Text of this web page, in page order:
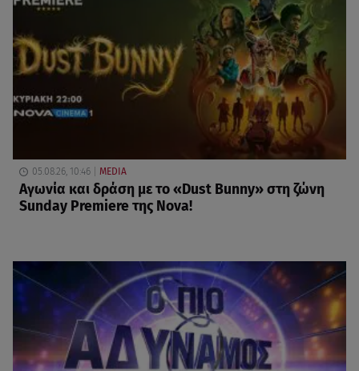
05.08.26, 10:46 MEDIA
Αγωνία και δράση με το «Dust Bunny» στη ζώνη
Sunday Premiere της Nova!